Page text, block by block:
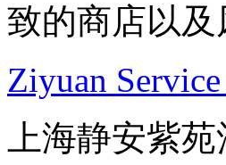
致的商店以
Ziyuan
上海静安紫